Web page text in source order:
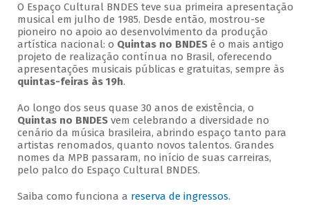
O Espaço Cultural BNDES teve sua primeira apresentação
musical em julho de 1985. Desde então, mostrou-se
pioneiro no apoio ao desenvolvimento da produção
artística nacional: o Quintas no BNDESé o mais antigo
projeto de realização contínua no Brasil, oferecendo
apresentações musicais públicas e gratuitas, sempre às
quintas-feiras às 19h.
Ao longo dos seus quase 30 anos de existência, o
Quintas no BNDESvem celebrando a diversidade no
cenário da música brasileira, abrindo espaço tanto para
artistas renomados, quanto novos talentos. Grandes
nomes da MPB passaram, no início de suas carreiras,
pelo palco do Espaço Cultural BNDES.
Saiba como funciona a reserva de ingressos.